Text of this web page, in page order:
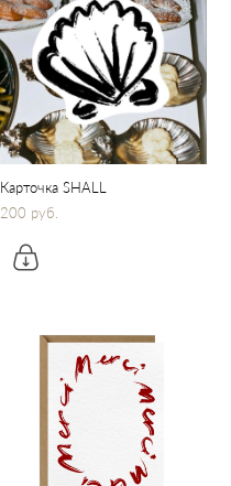
Карточка SHALL
200 pуб.